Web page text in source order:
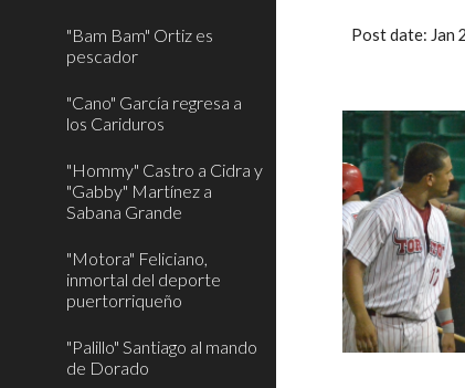
"Bam Bam" Ortiz es
pescador
"Cano" García regresa a
los Cariduros
"Hommy" Castro a Cidra y
"Gabby" Martínez a
Sabana Grande
"Motora" Feliciano,
inmortal del deporte
puertorriqueño
"Palillo" Santiago al mando
de Dorado
Post date: Jan